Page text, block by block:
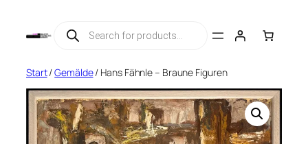
Inhalt
Products
search
Start/Gemälde/ Hans Fähnle – Braune Figuren